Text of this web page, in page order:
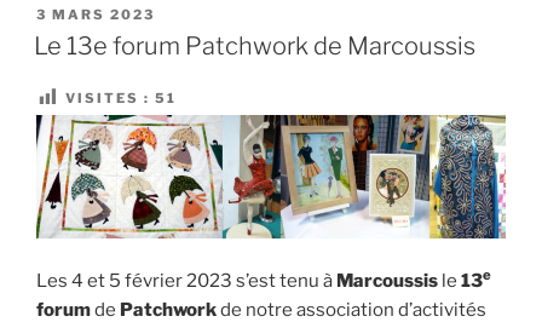
PUBLIÉ
LE
3 MARS 2023
Le 13e forum Patchwork de Marcoussis
VISITES : 51
Les 4 et 5 février 2023 s’est tenu à Marcoussis le 13e
forumde Patchworkde notre association d’activités